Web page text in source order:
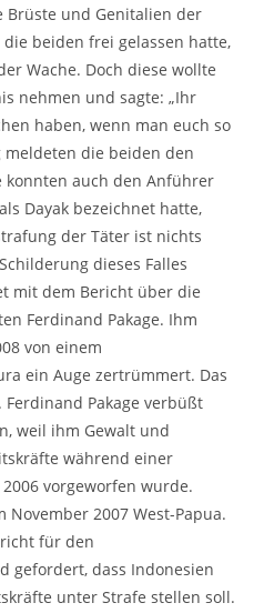
und Genitalien der
beiden frei gelassen hatte,
Wache. Doch diese wollte
nehmen und sagte: „Ihr
haben, wenn man euch so
meldeten die beiden den
auch den Anführer
Dayak bezeichnet hatte,
der Täter ist nichts
dieses Falles
mit dem Bericht über die
Ferdinand Pakage. Ihm
von einem
ein Auge zertrümmert. Das
Pakage verbüßt
weil ihm Gewalt und
während einer
vorgeworfen wurde.
2007 West-Papua.
für den
gefordert, dass Indonesien
unter Strafe stellen soll.